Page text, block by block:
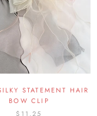
STATEMENT HAIR
BOW CLIP
$11.25